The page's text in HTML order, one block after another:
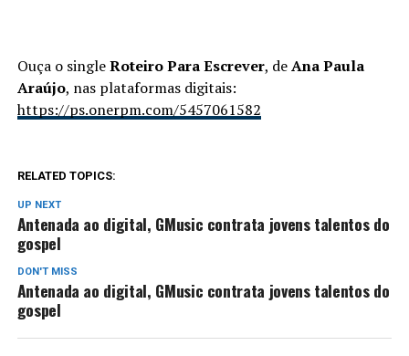
Ouça o singleRoteiro Para Escrever, deAna Paula
Araújo, nas plataformas digitais:
https://ps.onerpm.com/5457061582
RELATED TOPICS:
UP NEXT
Antenada ao digital, GMusic contrata jovens talentos do
gospel
DON'T MISS
Antenada ao digital, GMusic contrata jovens talentos do
gospel